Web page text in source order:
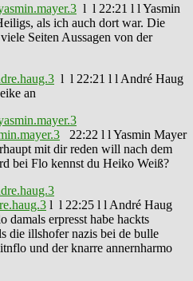
l l 22:21 l l Yasmin
als ich auch dort war. Die
Seiten Aussagen von der
l l 22:21 l l André Haug
an
22:22 l l Yasmin Mayer
mit dir reden will nach dem
bei Flo kennst du Heiko Weiß?
l l 22:25 l l André Haug
damals erpresst habe hackts
die illshofer nazis bei de bulle
und der knarre annernharmo